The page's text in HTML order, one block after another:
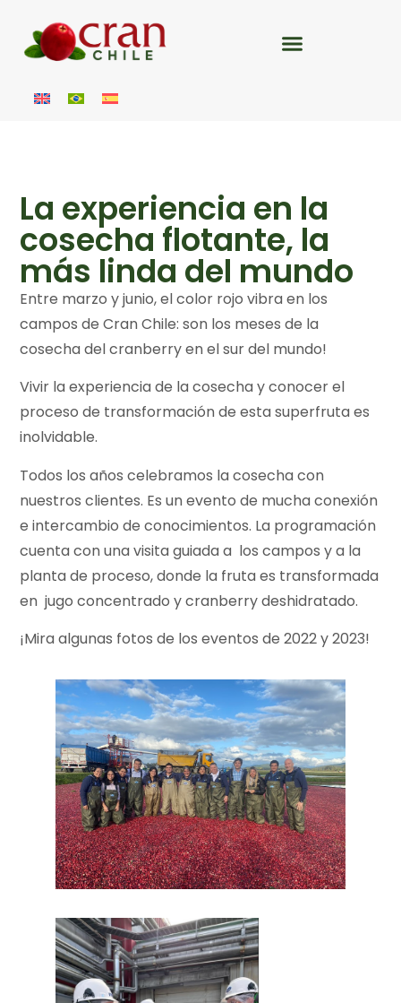
La experiencia en la
cosecha flotante, la
más linda del mundo
Entre marzo y junio, el color rojo vibra en los
campos de Cran Chile: son los meses de la
cosecha del cranberry en el sur del mundo!
Vivir la experiencia de la cosecha y conocer el
proceso de transformación de esta superfruta es
inolvidable.
Todos los años celebramos la cosecha con
nuestros clientes. Es un evento de mucha conexión
e intercambio de conocimientos. La programación
cuenta con una visita guiada a los campos y a la
planta de proceso, donde la fruta es transformada
en jugo concentrado y cranberry deshidratado.
¡Mira algunas fotos de los eventos de 2022 y 2023!